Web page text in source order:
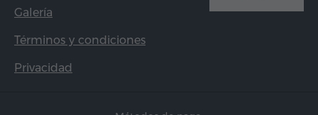
Galería
Términos y condiciones
Privacidad